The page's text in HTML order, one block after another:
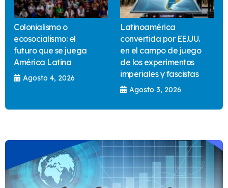
Colonialismo o
ecosocialismo: el
futuro que se juega
América Latina
Agosto 4, 2026
Latinoamérica
convertida por EE.UU.
en el campo de juego
de los experimentos
imperiales y fascistas
Agosto 3, 2026